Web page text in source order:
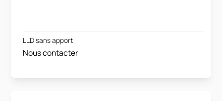
LLD sans apport
Nous contacter